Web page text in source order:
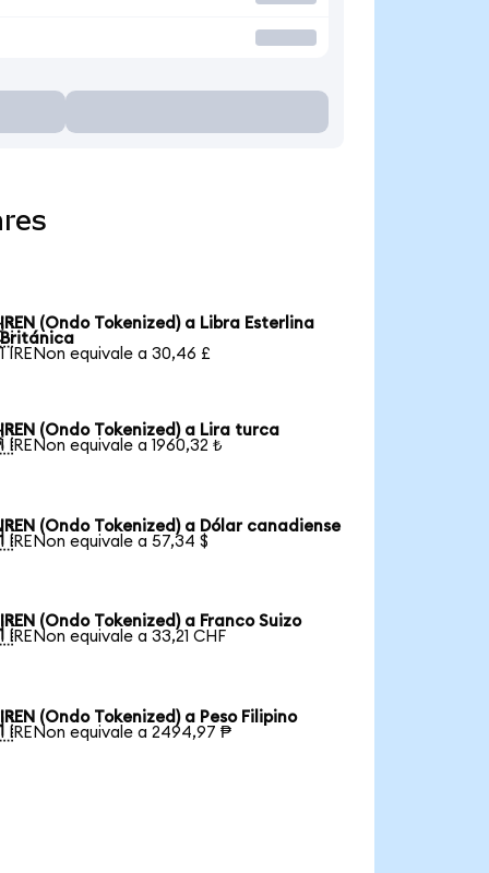
IREN (Ondo Tokenized) a Libra Esterlina
Británica
1 IRENon equivale a 30,46 £
IREN (Ondo Tokenized) a Lira turca
1 IRENon equivale a 1960,32 ₺
IREN (Ondo Tokenized) a Dólar canadiense
1 IRENon equivale a 57,34 $
IREN (Ondo Tokenized) a Franco Suizo
1 IRENon equivale a 33,21 CHF
IREN (Ondo Tokenized) a Peso Filipino
1 IRENon equivale a 2494,97 ₱